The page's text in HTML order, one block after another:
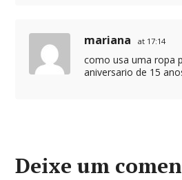
mariana at 17:14
como usa uma ropa
aniversario de 15
Deixe um